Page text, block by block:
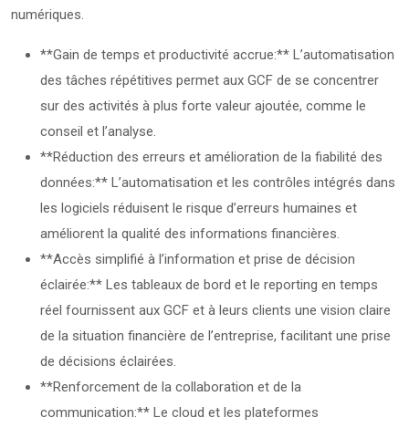
numériques.
**Gain de temps et productivité accrue:** L’automatisation
des tâches répétitives permet aux GCF de se concentrer
sur des activités à plus forte valeur ajoutée, comme le
conseil et l’analyse.
**Réduction des erreurs et amélioration de la fiabilité des
données:** L’automatisation et les contrôles intégrés dans
les logiciels réduisent le risque d’erreurs humaines et
améliorent la qualité des informations financières.
**Accès simplifié à l’information et prise de décision
éclairée:** Les tableaux de bord et le reporting en temps
réel fournissent aux GCF et à leurs clients une vision claire
de la situation financière de l’entreprise, facilitant une prise
de décisions éclairées.
**Renforcement de la collaboration et de la
communication:** Le cloud et les plateformes